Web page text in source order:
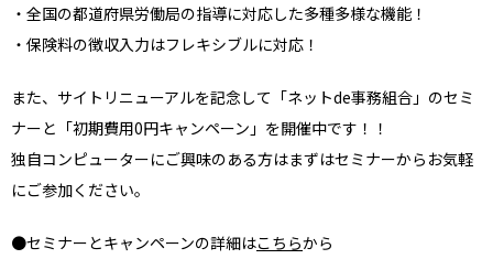
全国の都道府県労働局の指導に対応した多種多様な機能！
保険料の徴収入力はフレキシブルに対応！
また、サイトリニューアルを記念して「ネットde事務組合」のセミ
ナーと「初期費用0円キャンペーン」を開催中です！！
独自コンピューターにご興味のある方はまずはセミナーからお気軽
にご参加ください。
●セミナーとキャンペーンの詳細はこちらから